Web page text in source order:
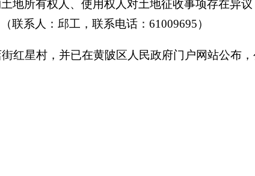
地所有权人、使用权人对土地征收事项存在异
联系人： 邱工 ，联系电话 ： 61009695）
红星村，并已在黄陂区人民政府门户网站公布